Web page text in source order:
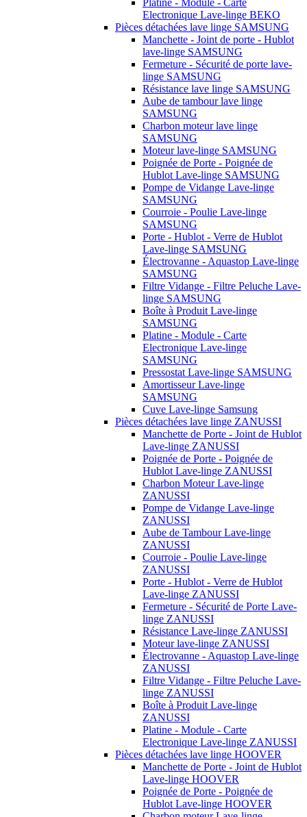
Electronique Lave-linge BEKO
Pièces détachées lave linge SAMSUNG
Manchette - Joint de porte - Hublot
lave-linge SAMSUNG
Fermeture - Sécurité de porte lave-
linge SAMSUNG
Résistance lave linge SAMSUNG
Aube de tambour lave linge
SAMSUNG
Charbon moteur lave linge
SAMSUNG
Moteur lave-linge SAMSUNG
Poignée de Porte - Poignée de
Hublot Lave-linge SAMSUNG
Pompe de Vidange Lave-linge
SAMSUNG
Courroie - Poulie Lave-linge
SAMSUNG
Porte - Hublot - Verre de Hublot
Lave-linge SAMSUNG
Électrovanne - Aquastop Lave-linge
SAMSUNG
Filtre Vidange - Filtre Peluche Lave-
linge SAMSUNG
Boîte à Produit Lave-linge
SAMSUNG
Platine - Module - Carte
Electronique Lave-linge
SAMSUNG
Pressostat Lave-linge SAMSUNG
Amortisseur Lave-linge
SAMSUNG
Cuve Lave-linge Samsung
Pièces détachées lave linge ZANUSSI
Manchette de Porte - Joint de Hublot
Lave-linge ZANUSSI
Poignée de Porte - Poignée de
Hublot Lave-linge ZANUSSI
Charbon Moteur Lave-linge
ZANUSSI
Pompe de Vidange Lave-linge
ZANUSSI
Aube de Tambour Lave-linge
ZANUSSI
Courroie - Poulie Lave-linge
ZANUSSI
Porte - Hublot - Verre de Hublot
Lave-linge ZANUSSI
Fermeture - Sécurité de Porte Lave-
linge ZANUSSI
Résistance Lave-linge ZANUSSI
Moteur lave-linge ZANUSSI
Électrovanne - Aquastop Lave-linge
ZANUSSI
Filtre Vidange - Filtre Peluche Lave-
linge ZANUSSI
Boîte à Produit Lave-linge
ZANUSSI
Platine - Module - Carte
Electronique Lave-linge ZANUSSI
Pièces détachées lave linge HOOVER
Manchette de Porte - Joint de Hublot
Lave-linge HOOVER
Poignée de Porte - Poignée de
Hublot Lave-linge HOOVER